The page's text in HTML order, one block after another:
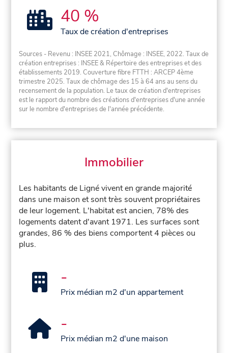
40 %
Taux de création d'entreprises
Sources - Revenu : INSEE 2021, Chômage : INSEE, 2022. Taux de
création entreprises : INSEE & Répertoire des entreprises et des
établissements 2019. Couverture fibre FTTH : ARCEP 4ème
trimestre 2025. Taux de chômage des 15 à 64 ans au sens du
recensement de la population. Le taux de création d'entreprises
est le rapport du nombre des créations d'entreprises d'une année
sur le nombre d'entreprises de l'année précédente.
Immobilier
Les habitants de Ligné vivent en grande majorité
dans une maison et sont très souvent propriétaires
de leur logement. L'habitat est ancien, 78% des
logements datent d'avant 1971. Les surfaces sont
grandes, 86 % des biens comportent 4 pièces ou
plus.
-
Prix médian m2 d'un appartement
-
Prix médian m2 d'une maison